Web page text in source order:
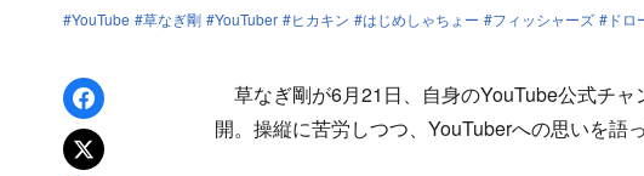
YouTube 草なぎ剛 YouTuber ヒカキン はじめしゃちょー フィッシャーズ ドロ
Facebookでシェア
xでポスト
草なぎ剛が6月21日、自身のYouTube公式チ
開。操縦に苦労しつつ、YouTuberへの思いを語っ